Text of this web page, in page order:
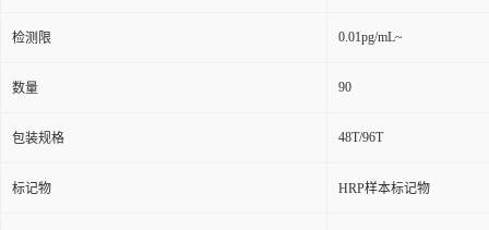
检测限 0.01pg/mL~
数量 90
包装规格 48T/96T
标记物 HRP样本标记物